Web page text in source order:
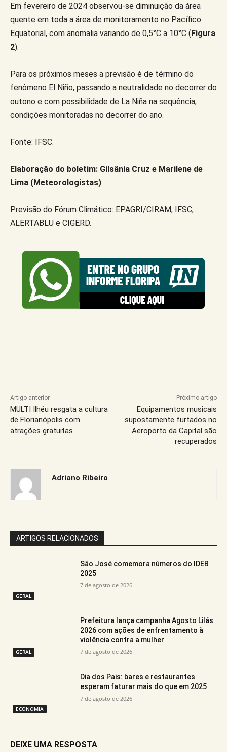
Em fevereiro de 2024 observou-se diminuição da área
quente em toda a área de monitoramento no Pacífico
Equatorial, com anomalia variando de 0,5°C a 10°C (Figura
2).
Para os próximos meses a previsão é de término do
fenômeno El Niño, passando a neutralidade no decorrer do
outono e com possibilidade de La Niña na sequência,
condições monitoradas no decorrer do ano.
Fonte: IFSC.
Elaboração do boletim: Gilsânia Cruz e Marilene de
Lima (Meteorologistas)
Previsão do Fórum Climático: EPAGRI/CIRAM, IFSC,
ALERTABLU e CIGERD.
Artigo anterior
MULTI Ilhéu resgata a cultura
de Florianópolis com
atrações gratuitas
Próximo artigo
Equipamentos musicais
supostamente furtados no
Aeroporto da Capital são
recuperados
Adriano Ribeiro
ARTIGOS RELACIONADOS
GERAL
São José comemora números do IDEB
2025
7 de agosto de 2026
GERAL
Prefeitura lança campanha Agosto Lilás
2026 com ações de enfrentamento à
violência contra a mulher
7 de agosto de 2026
ECONOMIA
Dia dos Pais: bares e restaurantes
esperam faturar mais do que em 2025
7 de agosto de 2026
DEIXE UMA RESPOSTA